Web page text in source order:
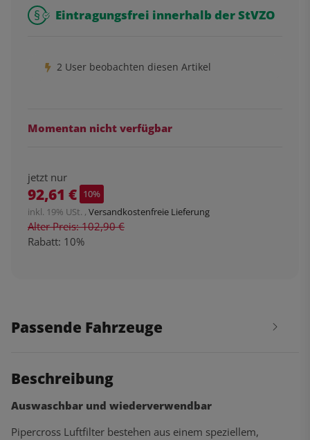
Eintragungsfrei innerhalb der StVZO
2 User beobachten diesen Artikel
Momentan nicht verfügbar
jetzt nur
92,61 € 10%
inkl. 19% USt. , Versandkostenfreie Lieferung
Alter Preis: 102,90 €
Rabatt: 10%
Passende Fahrzeuge
Beschreibung
Auswaschbar und wiederverwendbar
Pipercross Luftfilter bestehen aus einem speziellem,